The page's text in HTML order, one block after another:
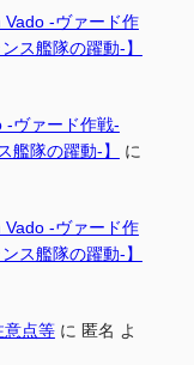
-ヴァード作
ス艦隊の躍動-】
-ヴァード作戦-
艦隊の躍動-】
に
Vado -ヴァード作
ス艦隊の躍動-】
点等に 匿名 よ